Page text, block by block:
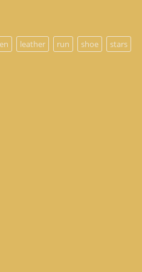
leather run shoe
stars